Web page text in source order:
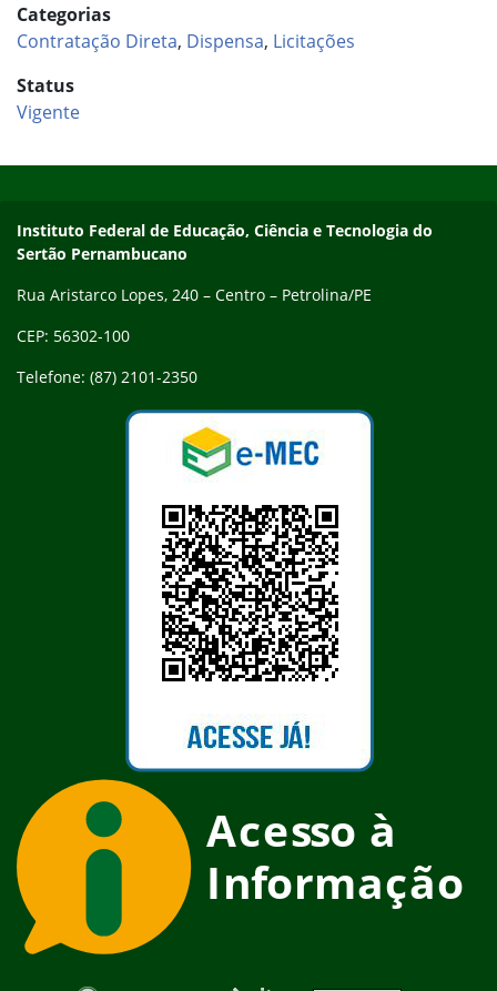
Categorias
Contratação Direta, Dispensa, Licitações
Status
Vigente
Endereço
Instituto Federal de Educação, Ciência e Tecnologia do
Sertão Pernambucano
Rua Aristarco Lopes, 240 – Centro – Petrolina/PE
CEP: 56302-100
Telefone: (87) 2101-2350